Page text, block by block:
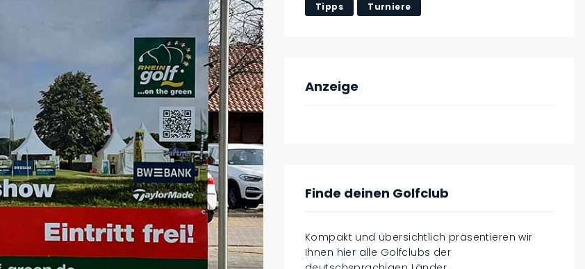
Tipps Turniere
Anzeige
Finde deinen Golfclub
Kompakt und übersichtlich präsentieren wir
Ihnen hier alle Golfclubs der